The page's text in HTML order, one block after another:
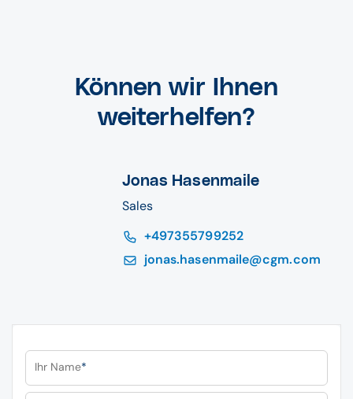
Können wir Ihnen
weiterhelfen?
Jonas Hasenmaile
Sales
+497355799252
jonas.hasenmaile@cgm.com
Ihr Name*